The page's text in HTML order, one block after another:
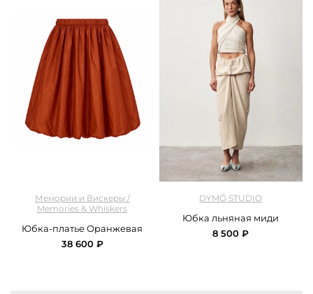
Мемории и Вискеры /
Memories & Whiskers
Юбка-платье Оранжевая
38 600 ₽
DYMÓ STUDIO
Юбка льняная миди
8 500 ₽